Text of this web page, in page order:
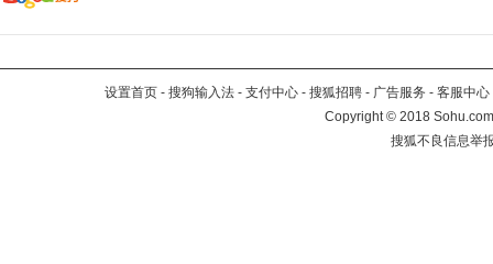
设置首页 - 搜狗输入法 - 支付中心 - 搜狐招聘 - 广告服务 - 客服中心
Copyright©2018
搜狐不良信息举